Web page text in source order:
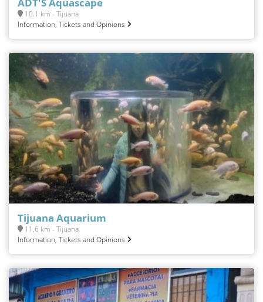
10.1 km - Tijuana
Information, Tickets and Opinions
Tijuana Aquarium
11.6 km - Tijuana
Information, Tickets and Opinions